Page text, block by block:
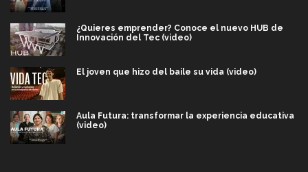
¿Quieres emprender? Conoce el nuevo HUB de
Innovación del Tec (video)
El joven que hizo del baile su vida (video)
Aula Futura: transformar la experiencia educativa
(video)